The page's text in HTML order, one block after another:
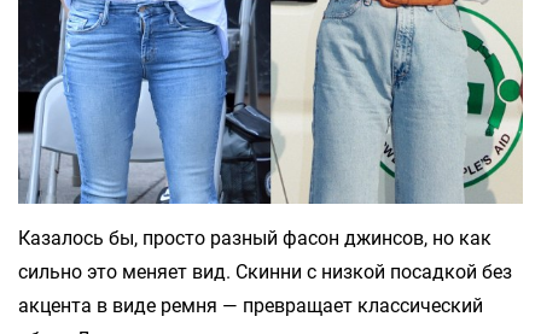
Казалось бы, просто разный фасон джинсов, но как
сильно это меняет вид. Скинни с низкой посадкой без
акцента в виде ремня — превращает классический